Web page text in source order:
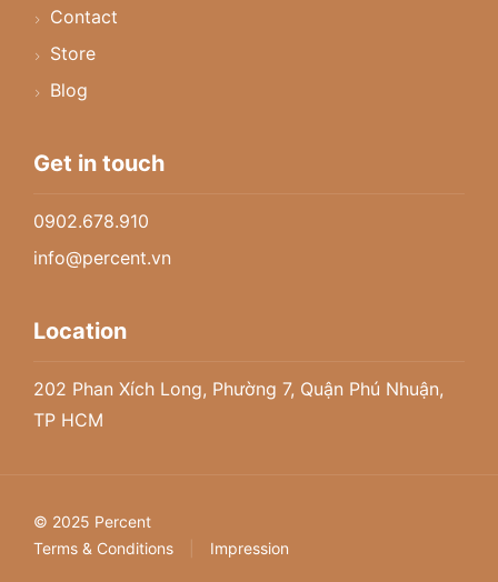
Contact
Store
Blog
Get in touch
0902.678.910
info@percent.vn
Location
202 Phan Xích Long, Phường 7, Quận Phú Nhuận,
TP HCM
© 2025 Percent
Terms & Conditions
Impression